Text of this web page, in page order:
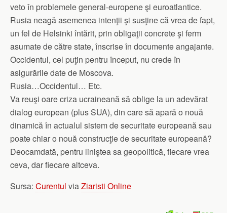
veto în problemele general-europene şi euroatlantice.
Rusia neagă asemenea intenţii şi susţine că vrea de fapt,
un fel de Helsinki întărit, prin obligaţii concrete şi ferm
asumate de către state, înscrise în documente angajante.
Occidentul, cel puţin pentru început, nu crede în
asigurările date de Moscova.
Rusia…Occidentul… Etc.
Va reuşi oare criza ucraineană să oblige la un adevărat
dialog european (plus SUA), din care să apară o nouă
dinamică în actualul sistem de securitate europeană sau
poate chiar o nouă construcţie de securitate europeană?
Deocamdată, pentru liniştea sa geopolitică, fiecare vrea
ceva, dar fiecare altceva.
Sursa: Curentul viaZiaristi Online